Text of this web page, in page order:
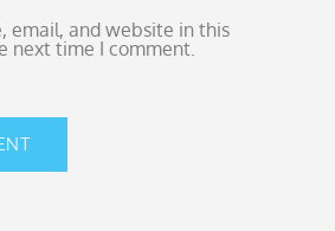
email, and website in this
next time I comment.